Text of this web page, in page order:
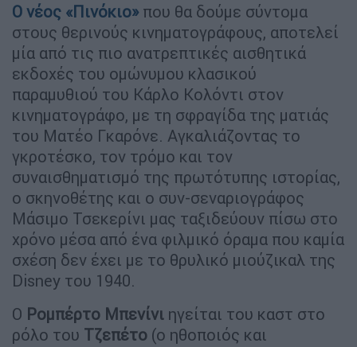
Ο νέος «Πινόκιο»που θα δούμε σύντομα
στους θερινούς κινηματογράφους, αποτελεί
μία από τις πιο ανατρεπτικές αισθητικά
εκδοχές του ομώνυμου κλασικού
παραμυθιού του Κάρλο Κολόντι στον
κινηματογράφο, με τη σφραγίδα της ματιάς
του Ματέο Γκαρόνε. Αγκαλιάζοντας το
γκροτέσκο, τον τρόμο και τον
συναισθηματισμό της πρωτότυπης ιστορίας,
ο σκηνοθέτης και ο συν-σεναριογράφος
Μάσιμο Τσεκερίνι μας ταξιδεύουν πίσω στο
χρόνο μέσα από ένα φιλμικό όραμα που καμία
σχέση δεν έχει με το θρυλικό μιούζικαλ της
Disney του 1940.
Ο Ρομπέρτο Μπενίνι ηγείται του καστ στο
ρόλο του Τζεπέτο (ο ηθοποιός και